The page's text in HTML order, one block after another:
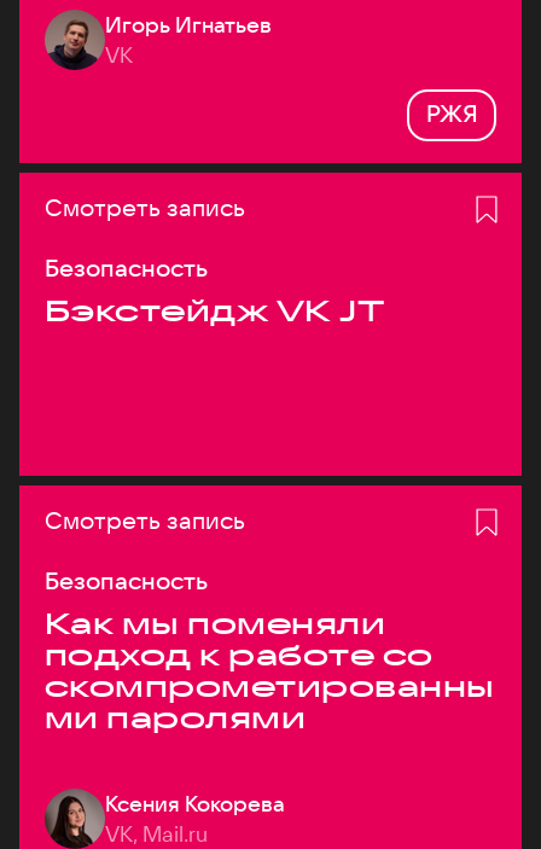
Игорь Игнатьев
VK
РЖЯ
Смотреть запись
Безопасность
Бэкстейдж VK JT
Смотреть запись
Безопасность
Как мы поменяли
подход к работе со
скомпрометированны
ми паролями
Ксения Кокорева
VK, Mail.ru